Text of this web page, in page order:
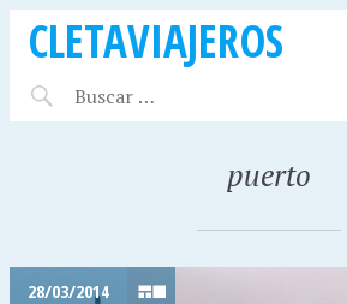
CLETAVIAJEROS
puerto
28/03/2014